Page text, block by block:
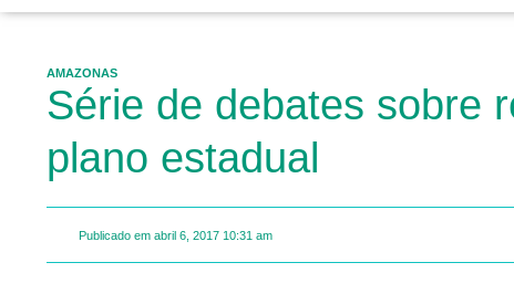
AMAZONAS
Série de debates sobre
plano estadual
Publicado em abril 6, 2017 10:31 am